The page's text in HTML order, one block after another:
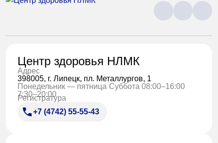
Центр здоровья НЛМК
Адрес
398005, г. Липецк, пл. Металлургов, 1
Понедельник — пятница
7:30–20:00
Суббота 08:00–16:00
Регистратура
+7 (4742) 55-55-43